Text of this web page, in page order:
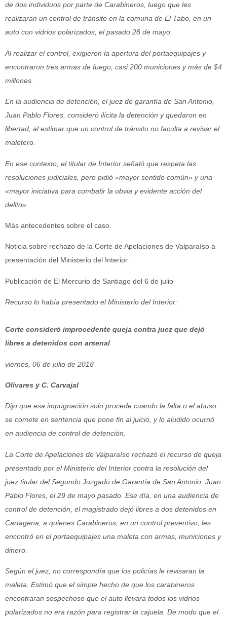
de dos individuos por parte de Carabineros, luego que les
realizaran un control de tránsito en la comuna de El Tabo, en un
auto con vidrios polarizados, el pasado 28 de mayo.
Al realizar el control, exigieron la apertura del portaequipajes y
encontraron tres armas de fuego, casi 200 municiones y más de $4
millones.
En la audiencia de detención, el juez de garantía de San Antonio,
Juan Pablo Flores, consideró ilícita la detención y quedaron en
libertad, al estimar que un control de tránsito no faculta a revisar el
maletero.
En ese contexto, el titular de Interior señaló que respeta las
resoluciones judiciales, pero pidió «mayor sentido común» y una
«mayor iniciativa para combatir la obvia y evidente acción del
delito».
Más antecedentes sobre el caso.
Noticia sobre rechazo de la Corte de Apelaciones de Valparaíso a
presentación del Ministerio del Interior.
Publicación de El Mercurio de Santiago del 6 de julio-
Recurso lo había presentado el Ministerio del Interior:
Corte consideró improcedente queja contra juez que dejó
libres a detenidos con arsenal
viernes, 06 de julio de 2018
Olivares y C. Carvajal
Dijo que esa impugnación solo procede cuando la falta o el abuso
se comete en sentencia que pone fin al juicio, y lo aludido ocurrió
en audiencia de control de detención.
La Corte de Apelaciones de Valparaíso rechazó el recurso de queja
presentado por el Ministerio del Interior contra la resolución del
juez titular del Segundo Juzgado de Garantía de San Antonio, Juan
Pablo Flores, el 29 de mayo pasado. Ese día, en una audiencia de
control de detención, el magistrado dejó libres a dos detenidos en
Cartagena, a quienes Carabineros, en un control preventivo, les
encontró en el portaequipajes una maleta con armas, municiones y
dinero.
Según el juez, no correspondía que los policías le revisaran la
maleta. Estimó que el simple hecho de que los carabineros
encontraran sospechoso que el auto llevara todos los vidrios
polarizados no era razón para registrar la cajuela. De modo que el